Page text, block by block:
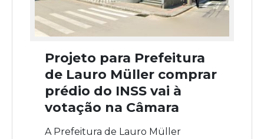
Projeto para Prefeitura
de Lauro Müller comprar
prédio do INSS vai à
votação na Câmara
A Prefeitura de Lauro Müller